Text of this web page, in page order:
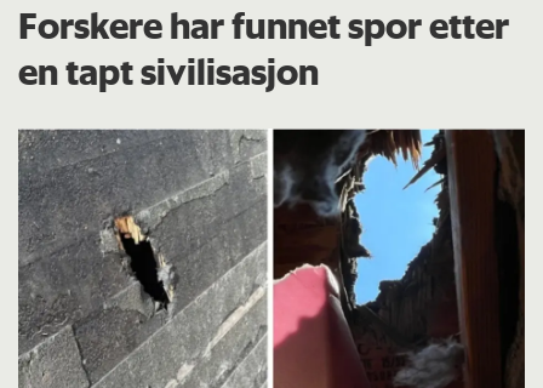
Forskere har funnet spor etter
en tapt sivilisasjon